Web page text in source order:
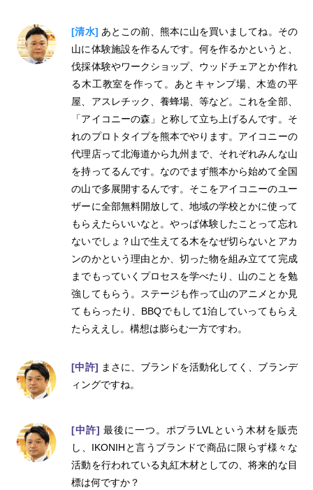
[清水] あとこの前、熊本に山を買いましてね。その
山に体験施設を作るんです。何を作るかというと、
伐採体験やワークショップ、ウッドチェアとか作れ
る木工教室を作って。あとキャンプ場、木造の平
屋、アスレチック、養蜂場、等など。これを全部、
「アイコニーの森」と称して立ち上げるんです。そ
れのプロトタイプを熊本でやります。アイコニーの
代理店って北海道から九州まで、それぞれみんな山
を持ってるんです。なのでまず熊本から始めて全国
の山で多展開するんです。そこをアイコニーのユー
ザーに全部無料開放して、地域の学校とかに使って
もらえたらいいなと。やっぱ体験したことって忘れ
ないでしょ？山で生えてる木をなぜ切らないとアカ
ンのかという理由とか、切った物を組み立てて完成
までもっていくプロセスを学べたり、山のことを勉
強してもらう。ステージも作って山のアニメとか見
てもらったり、BBQでもして1泊していってもらえ
たらええし。構想は膨らむ一方ですわ。
[中許] まさに、ブランドを活動化してく、ブランデ
ィングですね。
[中許]最後に一つ。ポプラLVLという木材を販売
し、IKONIHと言うブランドで商品に限らず様々な
活動を行われている丸紅木材としての、将来的な目
標は何ですか？